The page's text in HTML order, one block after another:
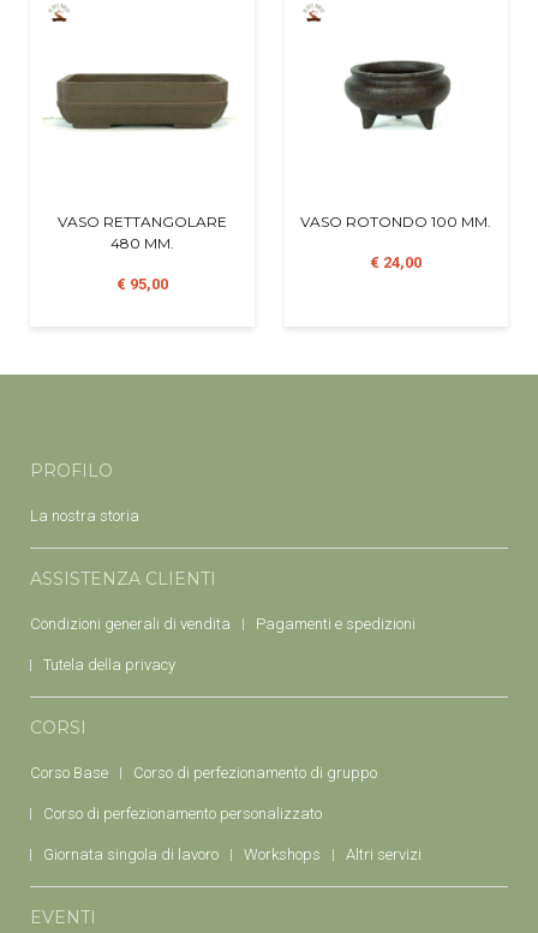
VASO RETTANGOLARE
480 MM.
€ 95,00
VASO ROTONDO 100 MM.
€ 24,00
PROFILO
La nostra storia
ASSISTENZA CLIENTI
Condizioni generali di vendita Pagamenti e spedizioni
Tutela della privacy
CORSI
Corso Base Corso di perfezionamento di gruppo
Corso di perfezionamento personalizzato
Giornata singola di lavoro Workshops Altri servizi
EVENTI